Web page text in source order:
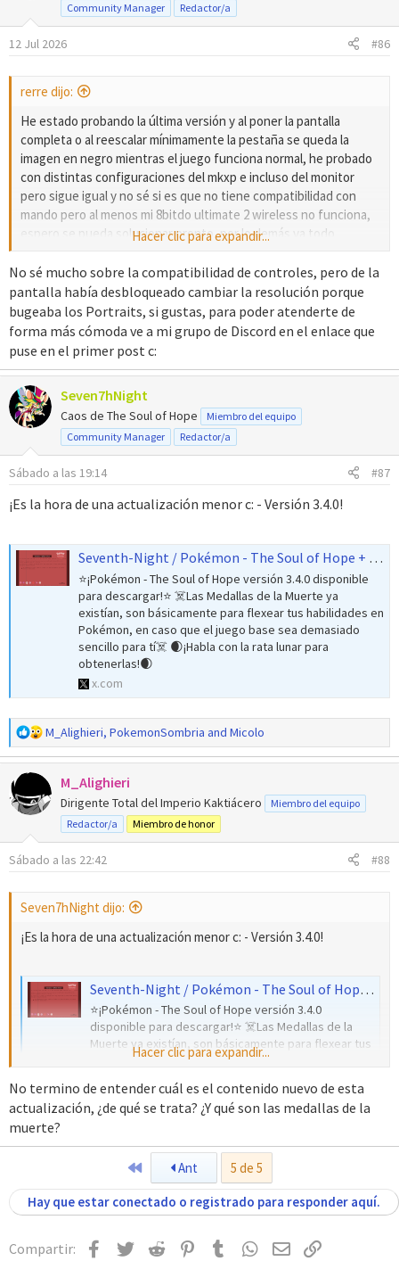
Community Manager
Redactor/a
12 Jul 2026 #86
rerre dijo:
He estado probando la última versión y al poner la pantalla
completa o al reescalar mínimamente la pestaña se queda la
imagen en negro mientras el juego funciona normal, he probado
con distintas configuraciones del mkxp e incluso del monitor
pero sigue igual y no sé si es que no tiene compatibilidad con
mando pero al menos mi 8bitdo ultimate 2 wireless no funciona,
espero se pueda solucionar pronto, por lo demás va todo
Hacer clic para expandir...
No sé mucho sobre la compatibilidad de controles, pero de la
pantalla había desbloqueado cambiar la resolución porque
bugeaba los Portraits, si gustas, para poder atenderte de
forma más cómoda ve a mi grupo de Discord en el enlace que
puse en el primer post c:
Seven7hNight
Caos de The Soul of Hope
Miembro del equipo
Community Manager
Redactor/a
Sábado a las 19:14 #87
¡Es la hora de una actualización menor c: - Versión 3.4.0!
Seventh-Night / Pokémon - The Soul of Hope + TCM (@947soul) on X
⭐️¡Pokémon - The Soul of Hope versión 3.4.0 disponible
para descargar!⭐️ ☠️Las Medallas de la Muerte ya
existían, son básicamente para flexear tus habilidades en
Pokémon, en caso que el juego base sea demasiado
sencillo para tí☠️ 🌒¡Habla con la rata lunar para
obtenerlas!🌒
x.com
R
e
a
c
c
e
M_Alighieri, PokemonSombria and Micolo
M_Alighieri
Dirigente Total del Imperio Kaktiácero
Miembro del equipo
Redactor/a
Miembro de honor
Sábado a las 22:42 #88
Seven7hNight dijo:
¡Es la hora de una actualización menor c: - Versión 3.4.0!
Seventh-Night / Pokémon - The Soul of Hope + TCM (@947soul) on X
⭐️¡Pokémon - The Soul of Hope versión 3.4.0
disponible para descargar!⭐️ ☠️Las Medallas de la
Muerte ya existían, son básicamente para flexear tus
habilidades en Pokémon, en caso que el juego base
lunar para obtenerlas!🌒
x.com
Hacer clic para expandir...
No termino de entender cuál es el contenido nuevo de esta
actualización, ¿de qué se trata? ¿Y qué son las medallas de la
muerte?
PrimeroAnt
5 de 5
Hay que estar conectado o registrado para responder aquí.
Compartir: Facebook
TwitterReddit Pinterest
TumblrWhatsApp
EmailEnlace